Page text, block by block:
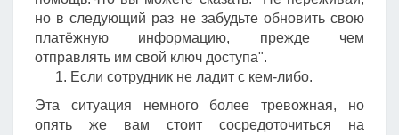
но в следующий раз не забудьте обновить свою
платёжную информацию, прежде чем
отправлять им свой ключ доступа".
Если сотрудник не ладит с кем-либо.
Эта ситуация немного более тревожная, но
опять же вам стоит сосредоточиться на